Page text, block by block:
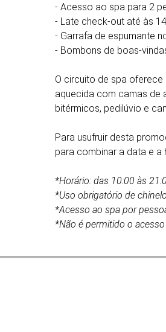
- Acesso ao spa para 2
- Late check-out até às
- Garrafa de espumante
- Bombons de boas-
O circuito de spa
aquecida com camas de
bitérmicos, pedilúvio e
Para usufruir desta
para combinar a data e a
*Horário: das 10:00 às
*Uso obrigatório de
*Acesso ao spa por
*Não é permitido o